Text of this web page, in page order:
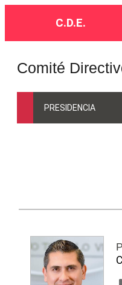
C.D.E.
Comité
PRESIDENCIA